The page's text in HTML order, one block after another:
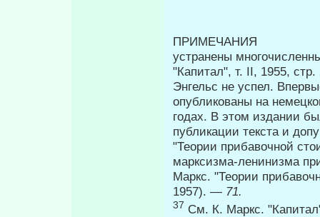
устранены
"Капитал", т. II, 1955,
Энгельс не успел.
опубликованы на
годах. В этом издании
публикации текста и
"Теории прибавочной
марксизма-ленинизма
Маркс. "Теории
1957). — 71.
37 См. К. Маркс.